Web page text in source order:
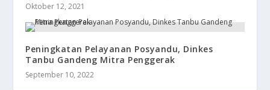
Oktober 12, 2021
Peningkatan Pelayanan Posyandu, Dinkes
Tanbu Gandeng Mitra Penggerak
September 10, 2022